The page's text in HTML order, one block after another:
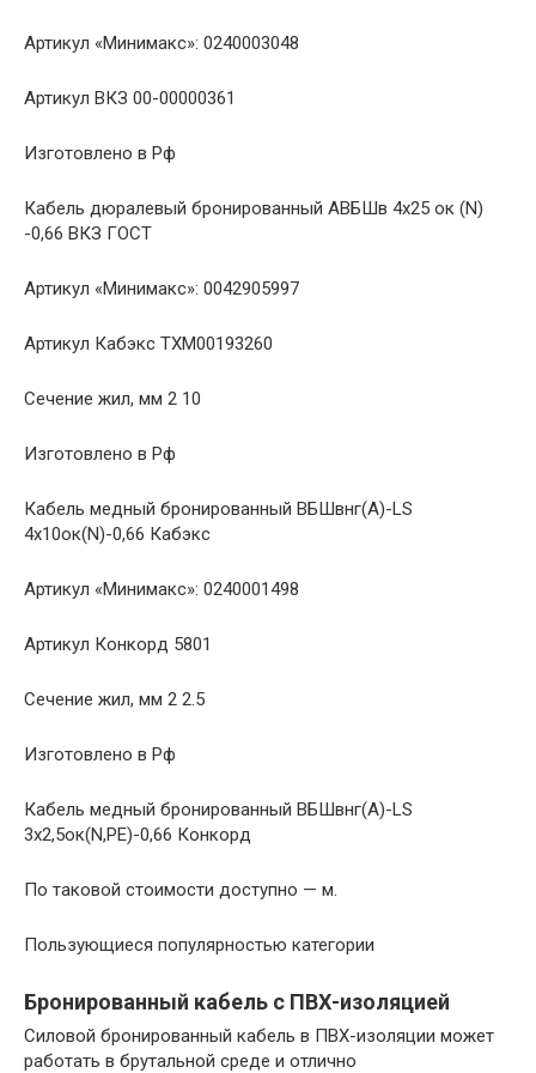
Артикул «Минимакс»: 0240003048
Артикул ВКЗ 00-00000361
Изготовлено в Рф
Кабель дюралевый бронированный АВБШв 4х25 ок (N)
-0,66 ВКЗ ГОСТ
Артикул «Минимакс»: 0042905997
Артикул Кабэкс ТХМ00193260
Сечение жил, мм 2 10
Изготовлено в Рф
Кабель медный бронированный ВБШвнг(A)-LS
4х10ок(N)-0,66 Кабэкс
Артикул «Минимакс»: 0240001498
Артикул Конкорд 5801
Сечение жил, мм 2 2.5
Изготовлено в Рф
Кабель медный бронированный ВБШвнг(A)-LS
3х2,5ок(N,PE)-0,66 Конкорд
По таковой стоимости доступно — м.
Пользующиеся популярностью категории
Бронированный кабель с ПВХ-изоляцией
Силовой бронированный кабель в ПВХ-изоляции может
работать в брутальной среде и отлично